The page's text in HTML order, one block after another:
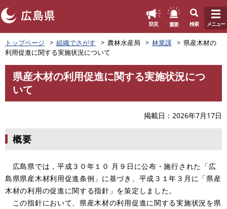
ペ
ー
ジ
の
で
防災 重要 検索 メニュー
トップページ 組織でさがす 農林水産局 林業課
県産木材の
利用促進に関する実施状況について
県産木材の利用促進に関する実施状況につ
いて
掲載日 2026年7月17日
概要
広島県では，平成３０年１０ 月９日に公布・施行された「広
島県県産木材利用促進条例」に基づき、平成３１年３月に「県産
木材の利用の促進に関する指針」を策定しました。
この指針において、県産木材の利用促進に関する実施状況を県